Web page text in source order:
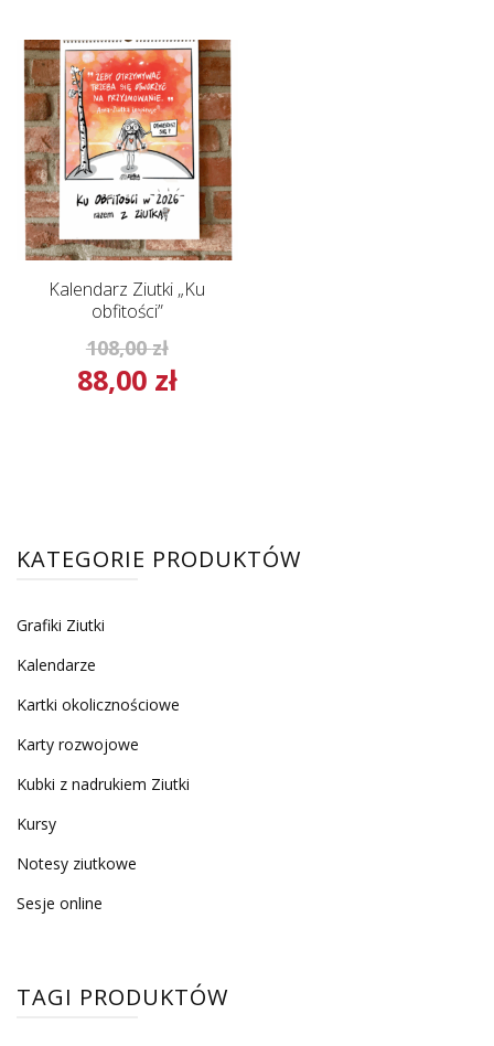
Kalendarz Ziutki „Ku
obfitości”
108,00zł
88,00 zł
KATEGORIE PRODUKTÓW
Grafiki Ziutki
Kalendarze
Kartki okolicznościowe
Karty rozwojowe
Kubki z nadrukiem Ziutki
Kursy
Notesy ziutkowe
Sesje online
TAGI PRODUKTÓW